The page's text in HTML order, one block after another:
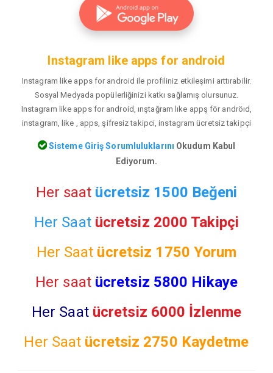
Instagram like apps for android
Instagram like apps for android ile profiliniz etkileşimi arttırabilir.
Sosyal Medyada popülerliğinizi katkı sağlamış olursunuz.
Instagram like apps for android, ınştağram lıke appş för andröıd,
instagram, like , apps, şifresiz takipci, instagram ücretsiz takipçi
Sisteme Giriş Sorumluluklarını Okudum Kabul
Ediyorum.
Her saat ücretsiz 1500 Beğeni
Her Saat ücretsiz 2000 Takipçi
Her Saat ücretsiz 1750 Yorum
Her saat ücretsiz 5800 Hikaye
Her Saat ücretsiz 6000 İzlenme
Her Saat ücretsiz 2750 Kaydetme